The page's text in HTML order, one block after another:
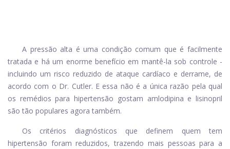
A pressão alta é uma condição comum que é facilmente
tratada e há um enorme benefício em mantê-la sob controle -
incluindo um risco reduzido de ataque cardíaco e derrame, de
acordo com o Dr. Cutler. E essa não é a única razão pela qual
os remédios para hipertensão gostam amlodipina e lisinopril
são tão populares agora também.
Os critérios diagnósticos que definem quem tem
hipertensão foram reduzidos, trazendo mais pessoas para a